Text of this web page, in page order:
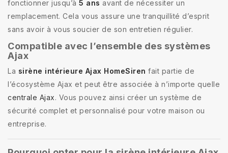
fonctionner jusqu’à 5 ans avant de nécessiter un
remplacement. Cela vous assure une tranquillité d’esprit
sans avoir à vous soucier de son entretien régulier.
Compatible avec l’ensemble des systèmes
Ajax
La sirène intérieure Ajax HomeSiren fait partie de
l’écosystème Ajax et peut être associée à n’importe quelle
centrale Ajax. Vous pouvez ainsi créer un système de
sécurité complet et personnalisé pour votre maison ou
entreprise.